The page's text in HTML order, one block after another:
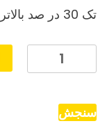
تک 30 در صد بالاتر میباشد
عروسک
لبوبو
اورجینال
سنجش